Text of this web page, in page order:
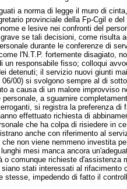
a norma di legge il muro di
provinciale della Fp-Cgil e
e lesive nei confronti del
se tali decisioni, come risulta
durante le conferenze di
l'N.T.P. fortemente disagiato,
un responsabile fisso; colloqui
detenuti; il servizio nuovi giunti
00) si svolgono sempre al di
a causa di un malore improvviso
a sguarnire
si registra la preferenza
effettuato richiesta di
che ha colpa di risiedere in
anche con riferimento al
non viene nemmeno investita
mesi manca ancora
o comunque richieste d'assistenza
stati interessati al
stesse, impedendo di fatto il